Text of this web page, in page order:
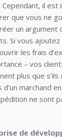
Cependant, il est
que vous ne
un argument
Si vous
les frais
– vos
plus que s’ils
d’un marchand
ne sont
de